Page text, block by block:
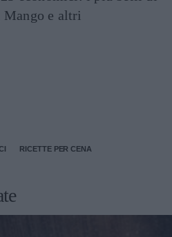
e altri
RICETTE PER CENA